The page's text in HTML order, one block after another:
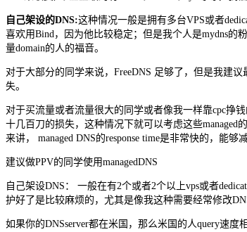
自己架设的DNS:这种情况一般是拥有多台VPS或者
喜欢用Bind，因为他比较稳定；但是我个人是mydns的
量domain的人的福音。
对于大部分的同学来说，FreeDNS 足够了，但是我建
失。
对于买流量或者流量很大的同学或者像我一样靠cpc挣
十几百刀的损失，这种情况下就可以考虑这些managed
来讲， managed DNS的response time是非常快的，能
建议做PPV的同学使用managedDNS
自己架设DNS： 一般在有2个或者2个以上vps或者
护好了是比较麻烦的，尤其是像我这种需要经常修改
如果你的DNSserver都在米国，那么米国的人query速